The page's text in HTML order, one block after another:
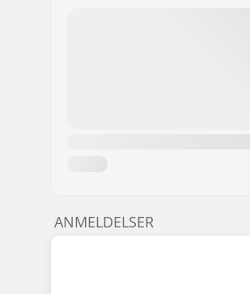
ANMELDELSER